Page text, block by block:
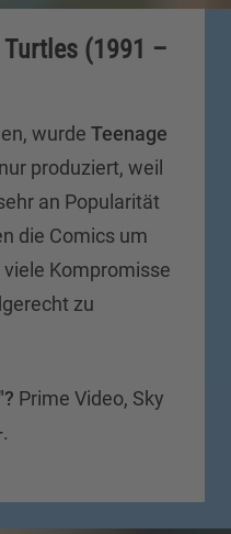
(1991 –
wurde Teenage
produziert, weil
an Popularität
die Comics um
Kompromisse
zu
Prime Video, Sky